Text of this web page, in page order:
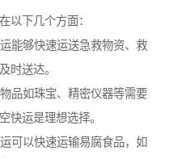
以下几个方面：
能够快速运送急救物资、救
时送达。
品如珠宝、精密仪器等需要
快运是理想选择。
可以快速运输易腐食品，如